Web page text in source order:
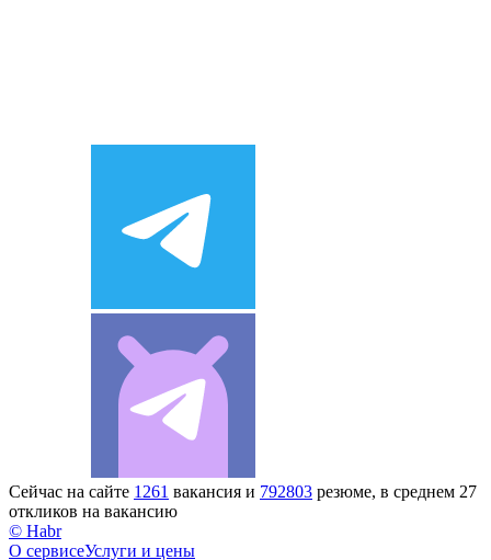
Сейчас на сайте 1261 вакансия и 792803 резюме, в среднем 27
откликов на вакансию
© Habr
О сервисеУслуги и цены